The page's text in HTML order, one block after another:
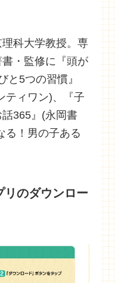
科大学教授。専
・監修に『頭が
と5つの習慣』
ティワン)、『子
365』(永岡書
る！男の子ある
リのダウンロー